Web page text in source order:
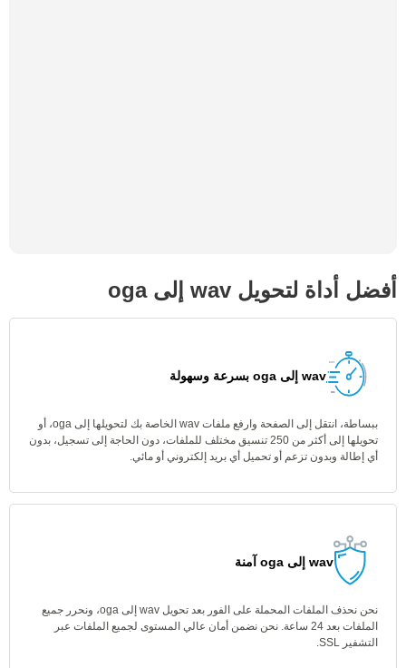
أفضل أداة لتحويل wav إلى oga
wav إلى oga بسرعة وسهولة
ببساطة، انتقل إلى الصفحة وارفع ملفات wav الخاصة بك لتحويلها إلى oga، أو
تحويلها إلى أكثر من 250 تنسيق مختلف للملفات، دون الحاجة إلى تسجيل، بدون
أي إطالة وبدون تزعم أو تحميل أي بريد إلكتروني أو مائي.
wav إلى oga آمنة
نحن نحذف الملفات المحملة على الفور بعد تحويل wav إلى oga، ونحرر جميع
الملفات بعد 24 ساعة. نحن نضمن أمان عالي المستوى لجميع الملفات عبر
التشفير SSL.